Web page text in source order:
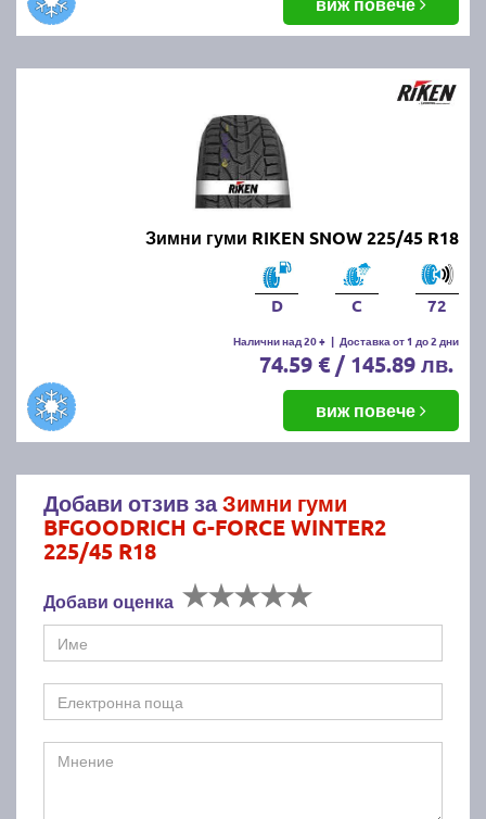
Зимни гуми RIKEN SNOW 225/45 R18
D C 72
Налични над 20 + | Доставка от 1 до 2 дни
74.59 € / 145.89 лв.
виж повече
Добави отзив заЗимни гуми
BFGOODRICH G-FORCE WINTER2
225/45 R18
Добави оценка